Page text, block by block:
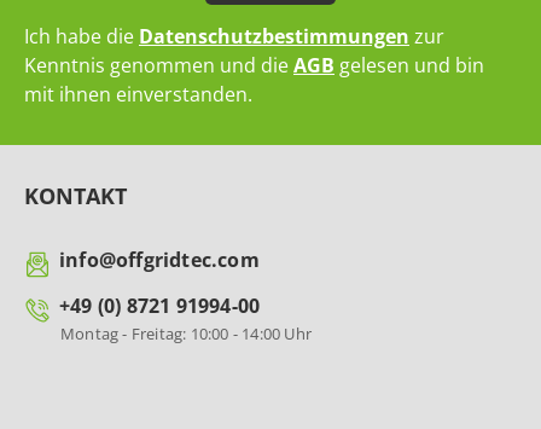
Ich habe die Datenschutzbestimmungen zur
Kenntnis genommen und dieAGB gelesen und bin
mit ihnen einverstanden.
KONTAKT
info@offgridtec.com
+49 (0) 8721 91994-00
Montag - Freitag: 10:00 - 14:00 Uhr